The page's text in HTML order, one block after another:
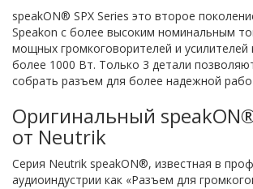
speakON® SPX Series это второе
Speakon с более высоким номинальным
мощных громкоговорителей и
более 1000 Вт. Только 3 детали
собрать разъем для более надежной
Оригинальный
от Neutrik
Серия Neutrik speakON®, известная в
аудиоиндустрии как «Разъем для